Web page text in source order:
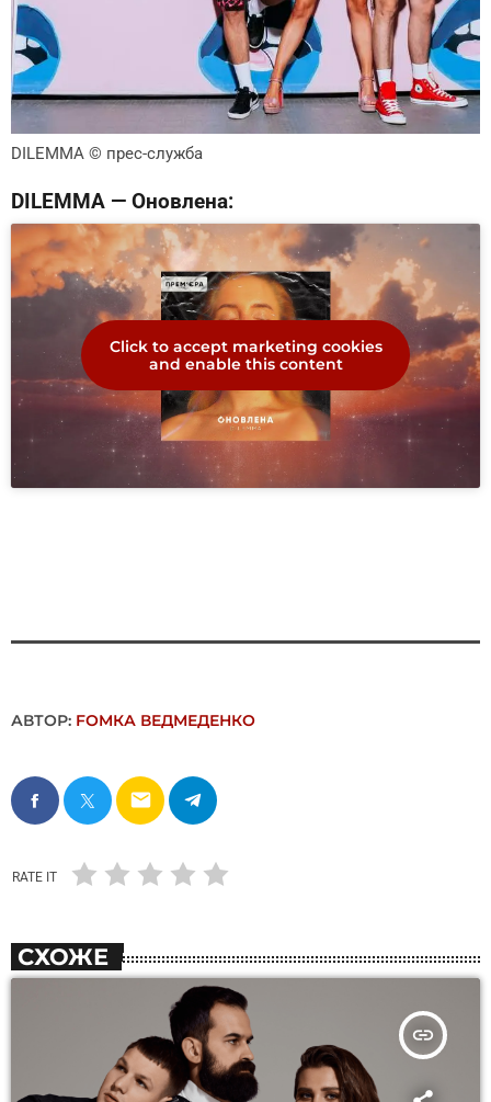
DILEMMA © прес-служба
DILEMMA — Оновлена:
Click to accept marketing cookies
and enable this content
АВТОР: FОMКА ВЕДМЕДЕНКО
email
RATE IT
СХОЖЕ
insert_link